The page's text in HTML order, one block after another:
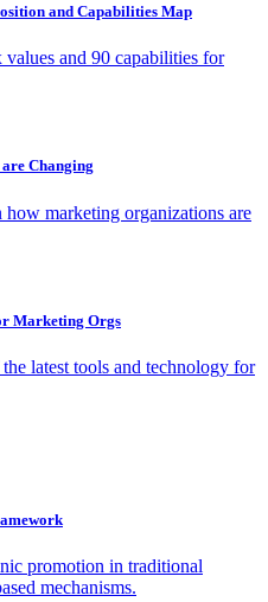
and Capabilities Map
and 90 capabilities for
Changing
marketing organizations are
Marketing Orgs
latest tools and technology for
promotion in traditional
mechanisms.